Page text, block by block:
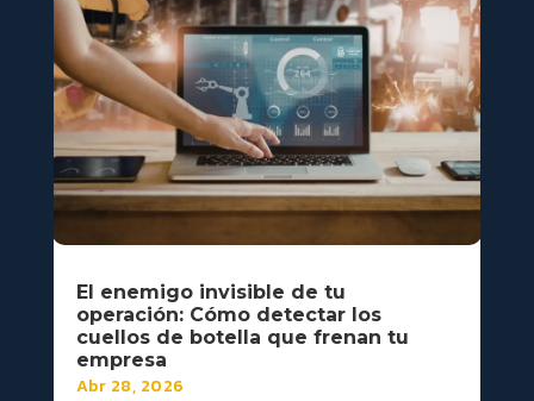
El enemigo invisible de tu
operación: Cómo detectar los
cuellos de botella que frenan tu
empresa
Abr 28, 2026